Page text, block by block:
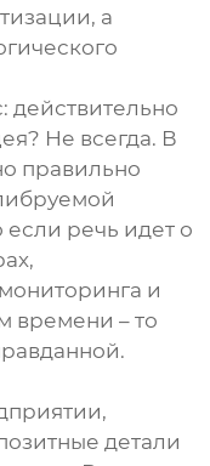
а
действительно
Не всегда. В
правильно
речь идет о
и
времени – то
детали